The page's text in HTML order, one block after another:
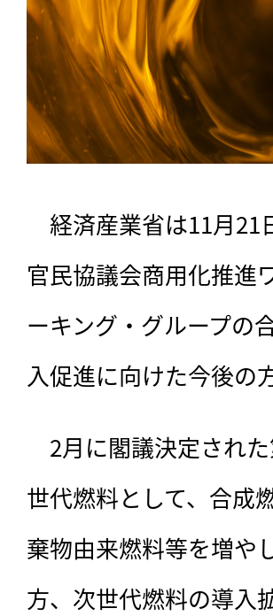
経済産業省は11月21
官民協議会商用化推進
ーキング・グループの
入促進に向けた今後の
2月に閣議決定され
世代燃料として、合成
棄物由来燃料等を増や
方、次世代燃料の導入